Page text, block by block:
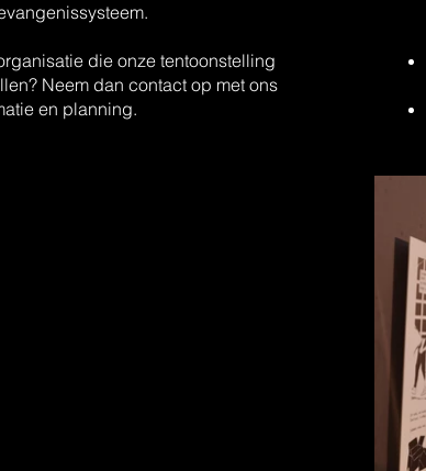
die onze tentoonstelling
Neem dan contact op met ons
en planning.